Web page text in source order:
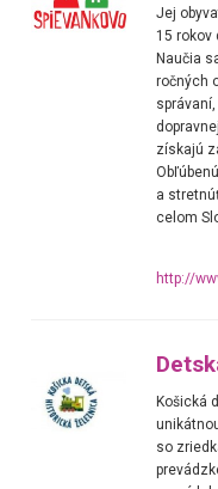
Jej
15 rokov
Naučia
ročných
získajú
a
celom
http://
Košická
so